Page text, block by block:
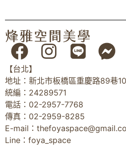
【台北】
地址：新北市板橋區重慶路89巷
統編：24289571
電話：02-2957-7768
傳真：02-2959-8285
E-mail：
Line：foya_space